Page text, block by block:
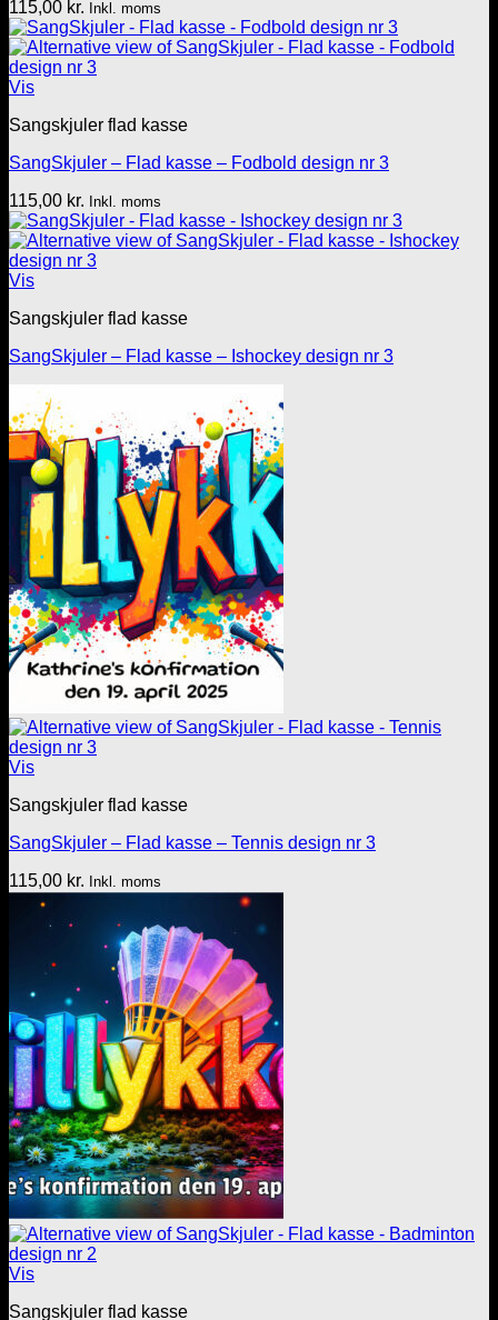
115,00 kr. Inkl. moms
Vis
Sangskjuler flad kasse
SangSkjuler – Flad kasse – Fodbold design nr 3
115,00 kr. Inkl. moms
Vis
Sangskjuler flad kasse
SangSkjuler – Flad kasse – Ishockey design nr 3
Vis
Sangskjuler flad kasse
SangSkjuler – Flad kasse – Tennis design nr 3
115,00 kr. Inkl. moms
Vis
Sangskjuler flad kasse